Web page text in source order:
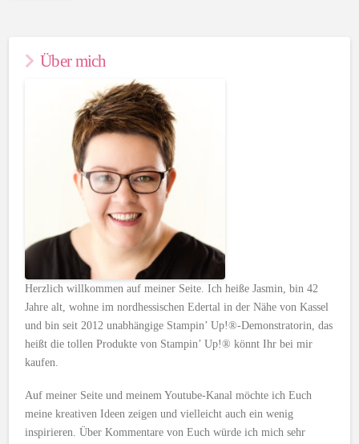
Über mich
Herzlich willkommen auf meiner Seite. Ich heiße Jasmin, bin 42
Jahre alt, wohne im nordhessischen Edertal in der Nähe von Kassel
und bin seit 2012 unabhängige Stampin’ Up!®-Demonstratorin, das
heißt die tollen Produkte von Stampin’ Up!® könnt Ihr bei mir
kaufen.
Auf meiner Seite und meinem Youtube-Kanal möchte ich Euch
meine kreativen Ideen zeigen und vielleicht auch ein wenig
inspirieren. Über Kommentare von Euch würde ich mich sehr